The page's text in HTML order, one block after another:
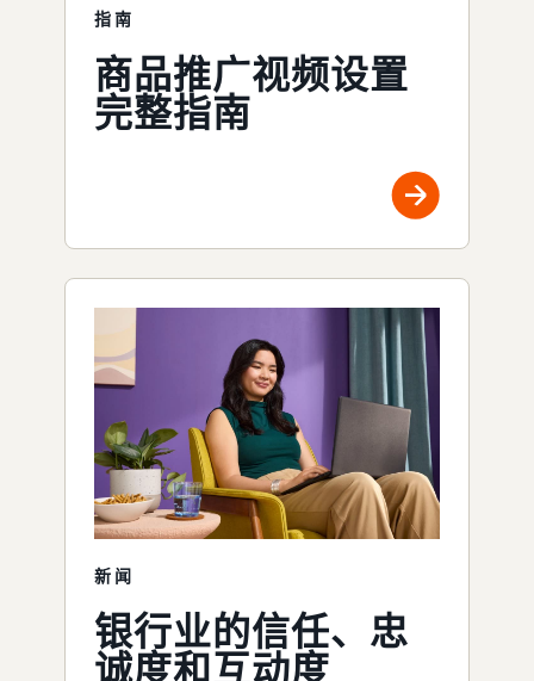
指南
商品推广视频设置
完整指南
新闻
银行业的信任、忠
诚度和互动度